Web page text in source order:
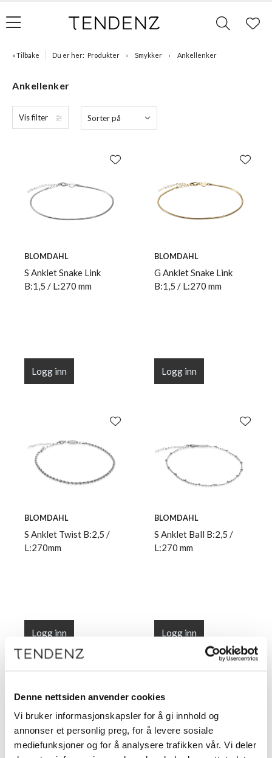
Denne nettsiden anvender cookies
Vi bruker informasjonskapsler for å gi innhold og
annonser et personlig preg, for å levere sosiale
mediefunksjoner og for å analysere trafikken vår. Vi deler
« Tilbake Du er her: Produkter Smykker Ankellenker
Ankellenker
Vis filter Sorter på
BLOMDAHL
S Anklet Snake Link
B:1,5 / L:270 mm
Logg inn
BLOMDAHL
G Anklet Snake Link
B:1,5 / L:270 mm
Logg inn
BLOMDAHL
S Anklet Twist B:2,5 /
L:270mm
Logg inn
BLOMDAHL
S Anklet Ball B:2,5 /
L:270 mm
Logg inn